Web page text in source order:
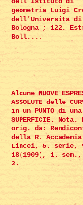
geometria Luigi
dell'Universita di
Bologna ; 122.
Boll....
Alcune NUOVE
ASSOLUTE delle
in un PUNTO di una
SUPERFICIE.
orig. da:
della R.
Lincei, 5. serie,
18(1909), 1.
2.